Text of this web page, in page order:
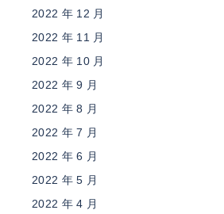
2022 年 12 月
2022 年 11 月
2022 年 10 月
2022 年 9 月
2022 年 8 月
2022 年 7 月
2022 年 6 月
2022 年 5 月
2022 年 4 月